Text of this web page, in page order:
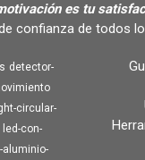
es tu
confianza de todos
detector-
circular-
led-con-
aluminio-